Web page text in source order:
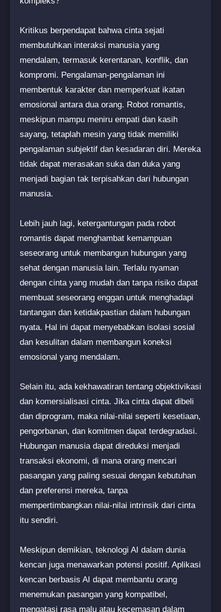
Kritikus berpendapat bahwa cinta sejati
membutuhkan interaksi manusia yang
mendalam, termasuk kerentanan, konflik, dan
kompromi. Pengalaman-pengalaman ini
membentuk karakter dan memperkuat ikatan
emosional antara dua orang. Robot romantis,
meskipun mampu meniru empati dan kasih
sayang, tetaplah mesin yang tidak memiliki
pengalaman subjektif dan kesadaran diri. Mereka
tidak dapat merasakan suka dan duka yang
menjadi bagian tak terpisahkan dari hubungan
manusia.
Lebih jauh lagi, ketergantungan pada robot
romantis dapat menghambat kemampuan
seseorang untuk membangun hubungan yang
sehat dengan manusia lain. Terlalu nyaman
dengan cinta yang mudah dan tanpa risiko dapat
membuat seseorang enggan untuk menghadapi
tantangan dan ketidakpastian dalam hubungan
nyata. Hal ini dapat menyebabkan isolasi sosial
dan kesulitan dalam membangun koneksi
emosional yang mendalam.
Selain itu, ada kekhawatiran tentang objektivikasi
dan komersialisasi cinta. Jika cinta dapat dibeli
dan diprogram, maka nilai-nilai seperti kesetiaan,
pengorbanan, dan komitmen dapat terdegradasi.
Hubungan manusia dapat direduksi menjadi
transaksi ekonomi, di mana orang mencari
pasangan yang paling sesuai dengan kebutuhan
dan preferensi mereka, tanpa
mempertimbangkan nilai-nilai intrinsik dari cinta
itu sendiri.
Meskipun demikian, teknologi AI dalam dunia
kencan juga menawarkan potensi positif. Aplikasi
kencan berbasis AI dapat membantu orang
menemukan pasangan yang kompatibel,
mengatasi rasa malu atau kecemasan dalam